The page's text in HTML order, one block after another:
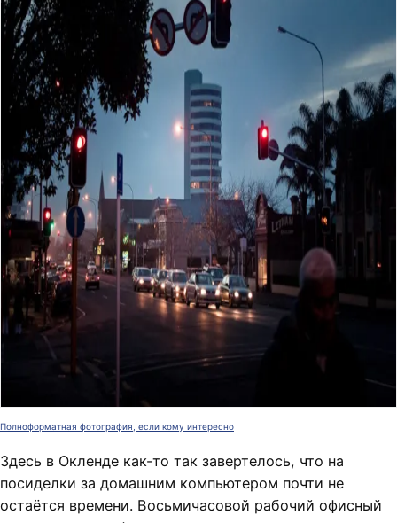
Полноформатная фотография, если кому интересно
Здесь в Окленде как-то так завертелось, что на
посиделки за домашним компьютером почти не
остаётся времени. Восьмичасовой рабочий офисный